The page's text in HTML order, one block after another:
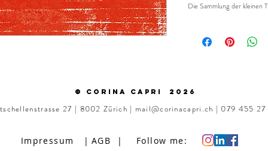
Die Sammlung der kleinen
kann. Deshalb holen
© Corina Capri 2026
27 | 8002 Zürich | mail@corinacapri.ch | 079 455 27
Impressum | AGB | Follow me: